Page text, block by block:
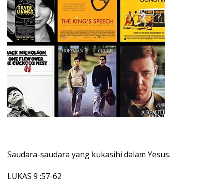
Saudara-saudara yang kukasihi dalam Yesus.
LUKAS 9 :57-62